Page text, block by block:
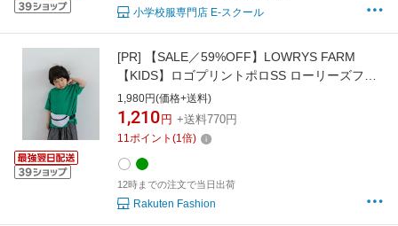
小学校服専門店 E-スクール
[PR]
【SALE／59%OFF】LOWRYS FARM
【KIDS】ロゴプリントポロSS ローリーズファ
ーム トップス ポロシャツ ホワイト グリーン
1,980円(価格+送料)
1,210 円 +送料770円
11ポイント (1倍)
12時までの注文で当日出荷
Rakuten Fashion